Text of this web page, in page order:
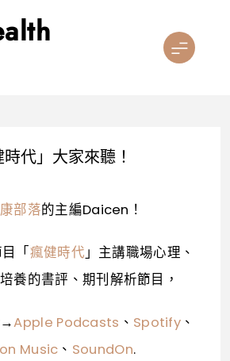
代」大家來聽！
部落的主編Daicen！
「瘋健時代」主講職場心理、
養的書評、期刊解析節目，
→Apple Podcasts 、 Spotify 、
Music 、 SoundOn.